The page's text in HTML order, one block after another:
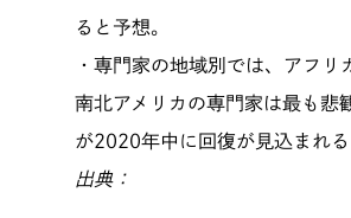
ると予想。
・専門家の地域別では、アフ
南北アメリカの専門家は最も悲
が2020年中に回復が見込まれる
出典：